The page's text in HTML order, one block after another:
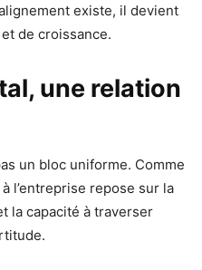
existe, il devient
de croissance.
une relation
un bloc uniforme. Comme
l’entreprise repose sur la
la capacité à traverser